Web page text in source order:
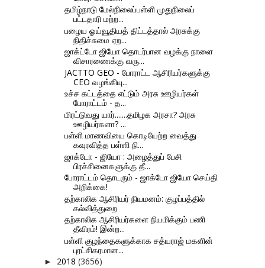
தமிழ்நாடு மேல்நிலைப்பள்ளி முதுநிலைப்
பட்டதாரி மற்ற...
பழைய ஓய்வூதியத் திட்டத்தால் அரசுக்கு
நிதிச்சுமை ஏற...
ஜாக்ட்டோ ஜியோ தொடர்பான வழக்கு நாளை
விசாரணைக்கு வரு...
JACTTO GEO - போராட்ட ஆசிரியர்களுக்கு
CEO வழங்கியு...
உச்ச கட்டத்தை எட்டும் அரசு ஊழியர்கள்
போராட்டம் - த...
மிரட்டுவது யார்.......தமிழக அரசா? அரசு
ஊழியர்களா? ...
பள்ளி மாணவியை கொடியேற்ற வைத்து
கவுரவித்த பள்ளி நி...
ஜாக்டோ - ஜியோ : அழைத்துப் பேசி
பிரச்சினைகளுக்கு தீ...
போராட்டம் தொடரும் - ஜாக்டோ ஜியோ செய்தி
அறிக்கை!
தற்காலிக ஆசிரியர் நியமனம்: குழப்பத்தில்
கல்வித்துறை
தற்காலிக ஆசிரியர்களை நியமிக்கும் பணி
தீவிரம்! இன்ற...
பள்ளி குழந்தைகளுக்காக சத்யராஜ் மகளின்
புரட்சிகரமான...
► 2018 (3656)